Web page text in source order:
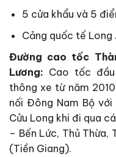
5 cửa khẩu và 5
Cảng quốc tế Long
Đường cao tốc
Lương: Cao tốc
thông xe từ năm
nối Đông Nam Bộ
Cửu Long khi đi qua
– Bến Lức, Thủ Thừa,
(Tiền Giang).